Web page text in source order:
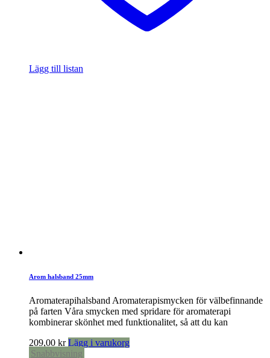
Lägg till listan
Arom halsband 25mm
Aromaterapihalsband Aromaterapismycken för välbefinnande
på farten Våra smycken med spridare för aromaterapi
kombinerar skönhet med funktionalitet, så att du kan
209,00 kr Lägg i varukorg
Snabbvisning